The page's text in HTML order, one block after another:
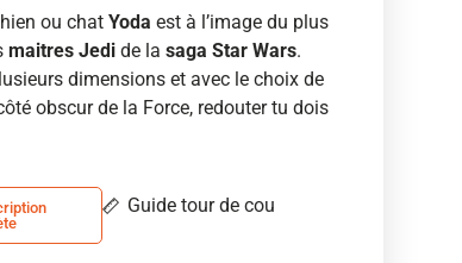
ou chatYoda est à l’image du plus
maitres Jedi de lasaga Star Wars.
dimensions et avec le choix de
obscur de la Force, redouter tu dois
Guide tour de cou